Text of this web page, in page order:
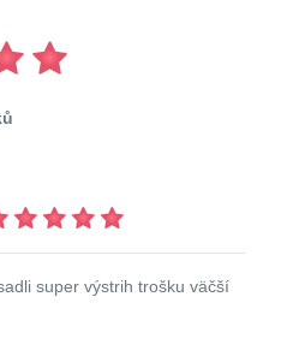
super výstrih trošku väčší